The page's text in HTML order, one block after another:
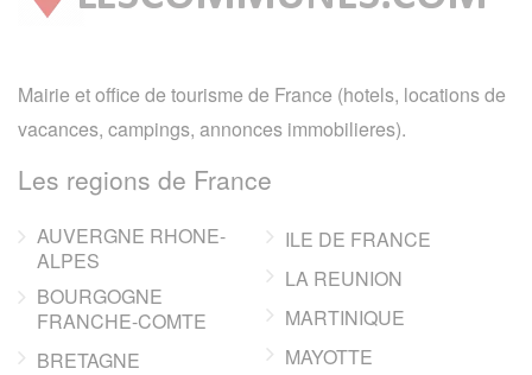
Mairie et office de tourisme de France (hotels, locations de
vacances, campings, annonces immobilieres).
Les regions de France
AUVERGNE RHONE-
ALPES
BOURGOGNE
FRANCHE-COMTE
BRETAGNE
ILE DE FRANCE
LA REUNION
MARTINIQUE
MAYOTTE